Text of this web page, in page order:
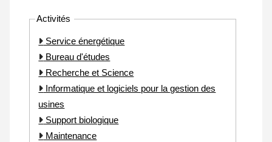
Activités
Service énergétique
Bureau d'études
Recherche et Science
Informatique et logiciels pour la gestion des
usines
Support biologique
Maintenance